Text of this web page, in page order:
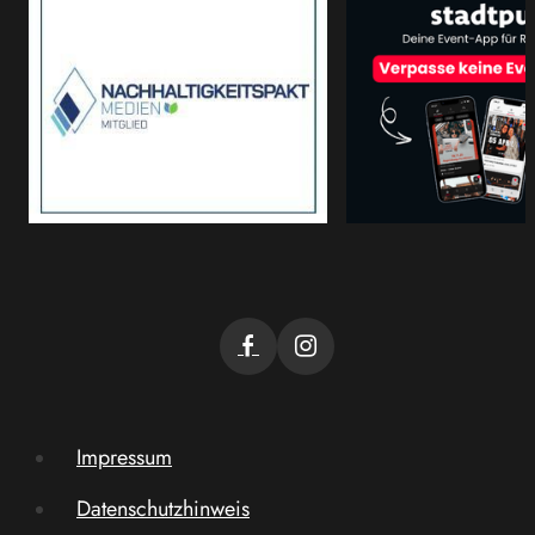
Impressum
Datenschutzhinweis